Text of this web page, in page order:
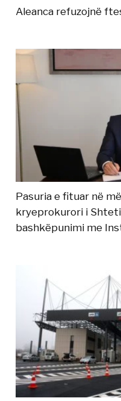
Aleanca refuzojnë
Pasuria e fituar në
kryeprokurori i
bashkëpunimi me